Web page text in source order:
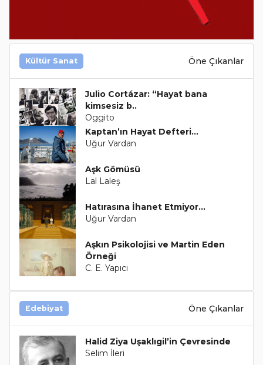
Kültür Sanat Öne Çıkanlar
Julio Cortázar: “Hayat bana
kimsesiz b..
Oggito
Kaptan’ın Hayat Defteri…
Uğur Vardan
Aşk Gömüsü
Lal Laleş
Hatırasına İhanet Etmiyor…
Uğur Vardan
Aşkın Psikolojisi ve Martin Eden
Örneği
C. E. Yapıcı
Edebiyat Öne Çıkanlar
Halid Ziya Uşaklıgil’in Çevresinde
Selim İleri